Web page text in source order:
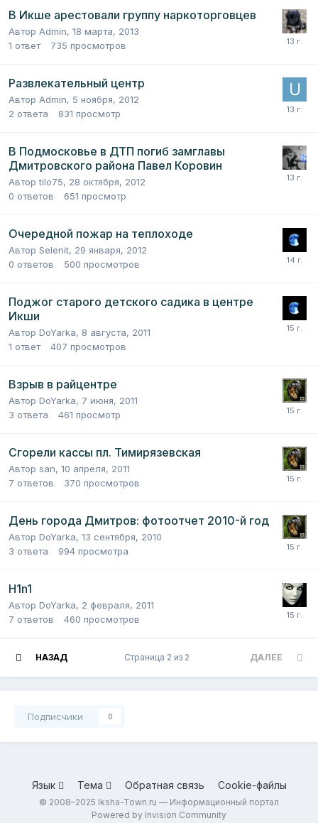
В Икше арестовали группу наркоторговцев
Автор Admin, 18 марта, 2013
1 ответ 735 просмотров
Развлекательный центр
Автор Admin, 5 ноября, 2012
2 ответа 831 просмотр
В Подмосковье в ДТП погиб замглавы
Дмитровского района Павел Коровин
Авторtilo75, 28 октября, 2012
0 ответов 651 просмотр
Очередной пожар на теплоходе
Автор Selenit, 29 января, 2012
0 ответов 500 просмотров
Поджог старого детского садика в центре
Икши
Автор DoYarka, 8 августа, 2011
1 ответ 407 просмотров
Взрыв в райцентре
Автор DoYarka, 7 июня, 2011
3 ответа 461 просмотр
Сгорели кассы пл. Тимирязевская
Автор san, 10 апреля, 2011
7 ответов 370 просмотров
День города Дмитров: фотоотчет 2010-й год
Автор DoYarka, 13 сентября, 2010
3 ответа 994 просмотра
Н1n1
Автор DoYarka, 2 февраля, 2011
7 ответов 460 просмотров
НАЗАД ДАЛЕЕ
Страница 2 из 2
Подписчики 0
Язык Тема Обратная связь Cookie-файлы
© 2008–2025 Iksha-Town.ru — Информационный портал
Powered by Invision Community